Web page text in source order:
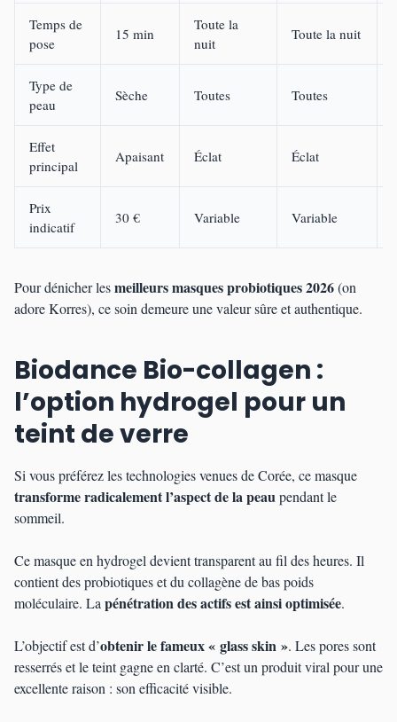
Temps de
pose
15 min
Toute la
nuit
Toute la nuit
Type de
peau
Sèche Toutes Toutes
Effet
principal
Apaisant Éclat Éclat
Prix
indicatif
30 € Variable Variable
Pour dénicher lesmeilleurs masques probiotiques 2026(on
adore Korres), ce soin demeure une valeur sûre et authentique.
Biodance Bio-collagen :
l’option hydrogel pour un
teint de verre
Si vous préférez les technologies venues de Corée, ce masque
transforme radicalement l’aspect de la peaupendant le
sommeil.
Ce masque en hydrogel devient transparent au fil des heures. Il
contient des probiotiques et du collagène de bas poids
moléculaire. La pénétration des actifs est ainsi optimisée.
L’objectif est d’obtenir le fameux « glass skin ». Les pores sont
resserrés et le teint gagne en clarté. C’est un produit viral pour une
excellente raison : son efficacité visible.